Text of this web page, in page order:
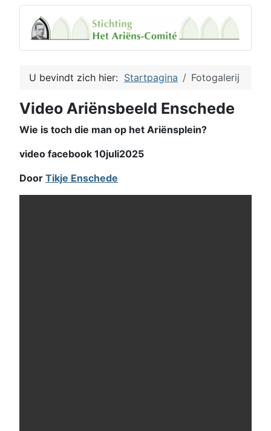
U bevindt zich hier: Startpagina Fotogalerij
Video Ariënsbeeld Enschede
Wie is toch die man op het Ariënsplein?
video facebook 10juli2025
Door Tikje Enschede